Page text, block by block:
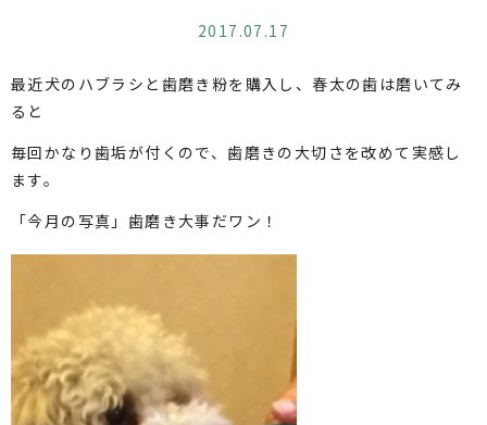
2017.07.17
最近犬のハブラシと歯磨き粉を購入し、春太の歯は磨いてみ
ると
毎回かなり歯垢が付くので、歯磨きの大切さを改めて実感し
ます。
「今月の写真」歯磨き大事だワン！